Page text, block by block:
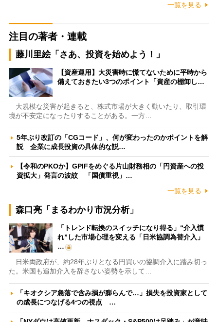
一覧を見る
注目の著者・連載
藤川里絵「さあ、投資を始めよう！」
【資産運用】大災害時に慌てないために平時から
備えておきたい3つのポイント「資産の棚卸し…
大規模な災害が起きると、株式市場が大きく動いたり、取引環
境が不安定になったりすることがある。一方…
5年ぶり改訂の「CGコード」、何が変わったのかポイントを解
説 企業に成長投資の具体的な説…
【令和のPKOか】GPIFをめぐる片山財務相の「円資産への投
資拡大」発言の波紋 「国債重視」…
一覧を見る
森口亮「まるわかり市況分析」
「トレンド転換のスイッチになり得る」“介入慣
れ”した市場心理を変える「日米協調為替介入」
…
日米両政府が、約28年ぶりとなる円買いの協調介入に踏み切っ
た。米国も追加介入を辞さない姿勢を示して…
「キオクシア急落で含み損が膨らんで…」損失を投資家として
の成長につなげる4つの視点 …